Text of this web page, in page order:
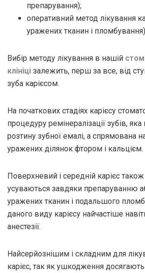
препарування);
оперативний метод лікування
уражених тканин і
Вибір методу лікування в нашій
клініці залежить, перш за все, від
зуба карієсом.
На початкових стадіях карієсу
процедуру ремінералізації зубів,
розтину зубної емалі, а спрямована
уражених ділянок фтором і кальцієм.
Поверхневий і середній карієс
усуваються завдяки препаруванню
уражених тканин і подальшого
даного виду карієсу найчастіше
анестезії.
Найсерйознішим і складним для
карієс, так як ушкодження